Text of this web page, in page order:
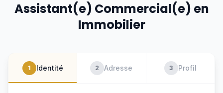
Assistant(e) Commercial(e) en
Immobilier
1 Identité 2 Adresse 3 Profil